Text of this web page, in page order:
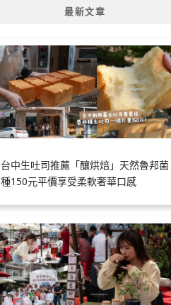
最新文章
台中生吐司推薦「釀烘焙」天然魯邦菌
種150元平價享受柔軟奢華口感